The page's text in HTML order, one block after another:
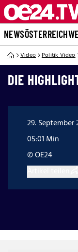
NEWSÖSTERREICH
Video Politik Video
DIE
29. September
05:01 Min
© OE24